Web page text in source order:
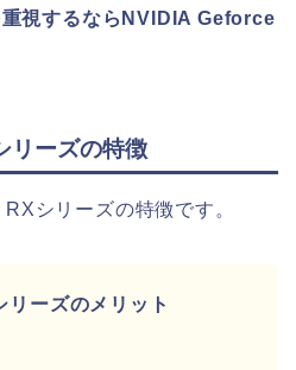
視するならNVIDIA Geforce
リーズの特徴
シリーズの特徴です。
ーズのメリット